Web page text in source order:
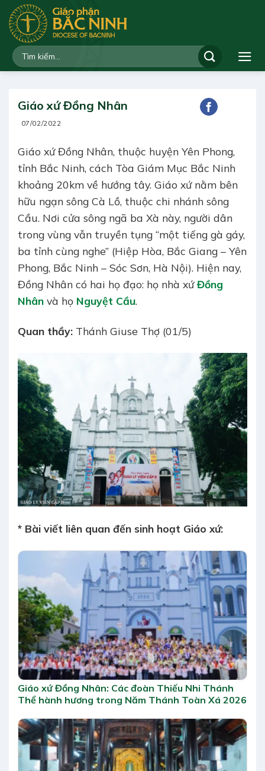
qua
dung
Giáo xứ Đồng Nhân
07/02/2022
Giáo xứ Đồng Nhân, thuộc huyện Yên Phong,
tỉnh Bắc Ninh, cách Tòa Giám Mục Bắc Ninh
khoảng 20km về hướng tây. Giáo xứ nằm bên
hữu ngạn sông Cà Lồ, thuộc chi nhánh sông
Cầu. Nơi cửa sông ngã ba Xà này, người dân
trong vùng vẫn truyền tụng “một tiếng gà gáy,
ba tỉnh cùng nghe” (Hiệp Hòa, Bắc Giang – Yên
Phong, Bắc Ninh – Sóc Sơn, Hà Nội). Hiện nay,
Đồng Nhân có hai họ đạo: họ nhà xứĐồng
Nhân và họ Nguyệt Cầu.
Quan thầy: Thánh Giuse Thợ (01/5)
* Bài viết liên quan đến sinh hoạt Giáo xứ:
Giáo xứ Đồng Nhân: Các đoàn Thiếu Nhi Thánh
Thể hành hương trong Năm Thánh Toàn Xá 2026